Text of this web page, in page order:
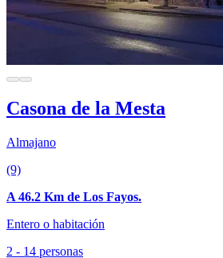
Casona de la Mesta
Almajano
(9)
A 46.2 Km de Los Fayos.
Entero o habitación
2 - 14 personas